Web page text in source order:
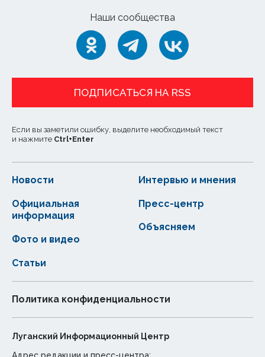
Наши сообщества
ПОДПИСАТЬСЯ НА RSS
Если вы заметили ошибку, выделите необходимый текст
и нажмите Ctrl+Enter
Новости
Статьи
Официальная
информация
Интервью и мнения
Фото и видео
Пресс-центр
Объясняем
Политика конфиденциальности
Луганский Информационный Центр